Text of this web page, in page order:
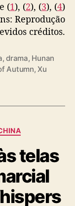
r
e
p
l
i
n
31, 2025
(1), (2), (3), (4)
Reprodução
créditos.
,drama, Hunan
Autumn,Xu
telas